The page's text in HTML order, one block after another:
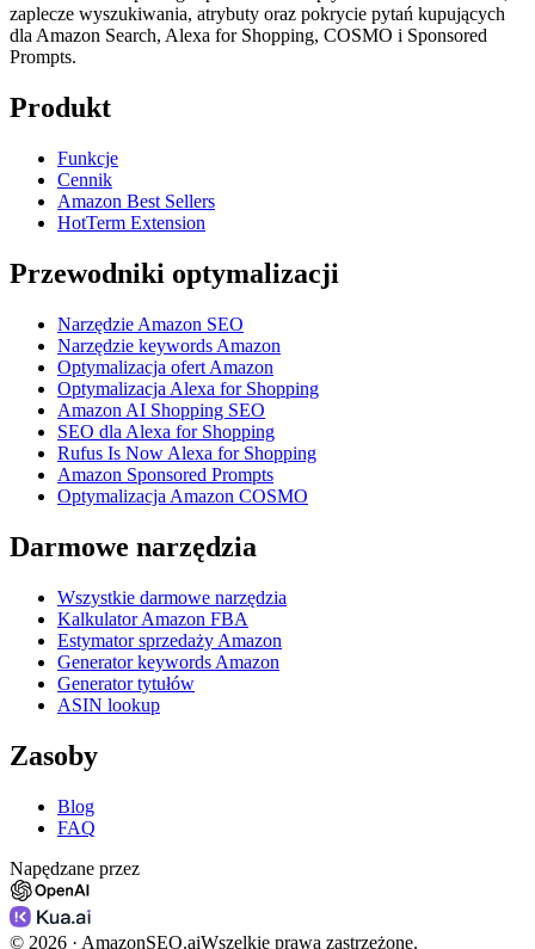
zaplecze wyszukiwania, atrybuty oraz pokrycie pytań kupujących
dla Amazon Search, Alexa for Shopping, COSMO i Sponsored
Prompts.
Produkt
Funkcje
Cennik
Amazon Best Sellers
HotTerm Extension
Przewodniki optymalizacji
Narzędzie Amazon SEO
Narzędzie keywords Amazon
Optymalizacja ofert Amazon
Optymalizacja Alexa for Shopping
Amazon AI Shopping SEO
SEO dla Alexa for Shopping
Rufus Is Now Alexa for Shopping
Amazon Sponsored Prompts
Optymalizacja Amazon COSMO
Darmowe narzędzia
Wszystkie darmowe narzędzia
Kalkulator Amazon FBA
Estymator sprzedaży Amazon
Generator keywords Amazon
Generator tytułów
ASIN lookup
Zasoby
Blog
FAQ
Napędzane przez
© 2026 · AmazonSEO.aiWszelkie prawa zastrzeżone.